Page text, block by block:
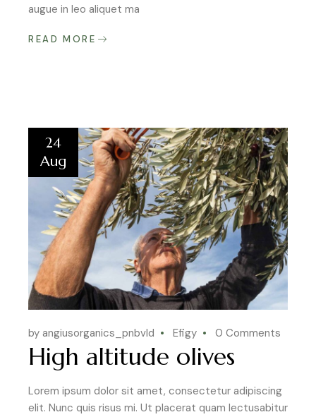
augue in leo aliquet ma
READ MORE
24
Aug
by angiusorganics_pnbvld Efigy 0 Comments
High altitude olives
Lorem ipsum dolor sit amet, consectetur adipiscing
elit. Nunc quis risus mi. Ut placerat quam lectusabitur